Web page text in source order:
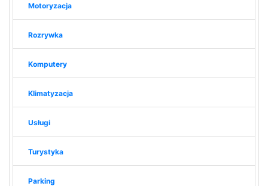
Motoryzacja
Rozrywka
Komputery
Klimatyzacja
Usługi
Turystyka
Parking